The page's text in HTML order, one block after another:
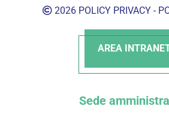
2026 POLICY PRIVACY -
AREA
Sede